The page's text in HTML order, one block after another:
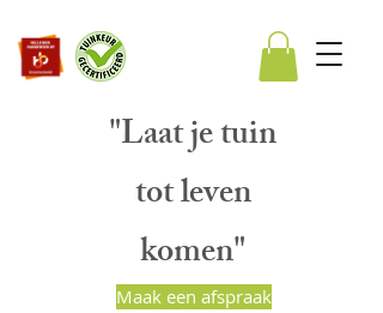
"Laat je tuin
tot leven
komen"
Maak een afspraak